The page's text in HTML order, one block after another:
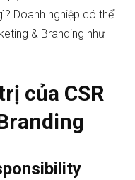
Doanh nghiệp có thể
& Branding như
của CSR